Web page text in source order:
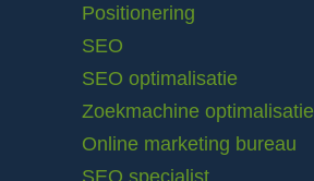
Positionering
SEO
SEO optimalisatie
Zoekmachine optimalisatie
Online marketing bureau